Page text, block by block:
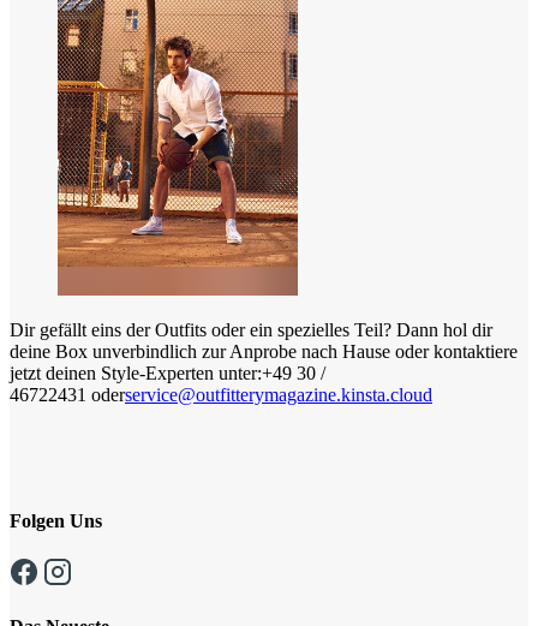
Dir gefällt eins der Outfits oder ein spezielles Teil? Dann hol dir
deine Box unverbindlich zur Anprobe nach Hause oder kontaktiere
jetzt deinen Style-Experten unter:+49 30 /
46722431 oderservice@outfitterymagazine.kinsta.cloud
Folgen Uns